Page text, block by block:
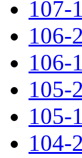
107-1
106-2
106-1
105-2
105-1
104-2